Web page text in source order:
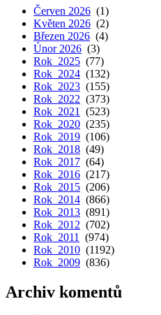
Červen 2026 (1)
Květen 2026 (2)
Březen 2026 (4)
Únor 2026 (3)
Rok 2025 (77)
Rok 2024 (132)
Rok 2023 (155)
Rok 2022 (373)
Rok 2021
(523)
Rok 2020 (235)
Rok 2019 (106)
Rok 2018 (49)
Rok 2017 (64)
Rok 2016 (217)
Rok 2015 (206)
Rok 2014 (866)
Rok 2013 (891)
Rok 2012 (702)
Rok 2011
(974)
Rok 2010 (1192)
Rok 2009 (836)
Archiv komentů